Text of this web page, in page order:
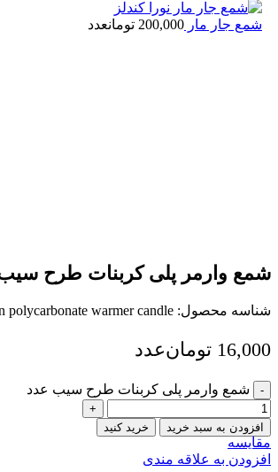
شمع جار مار 200,000 تومانعدد
شمع وارمر پلی کربنات طرح
شناسه محصول: polycarbonate warmer candle
16,000 تومانعدد
شمع وارمر پلی کربنات طرح سیب عدد
افزودن به سبد خرید خرید کنید
مقایسه
افزودن به علاقه مندی